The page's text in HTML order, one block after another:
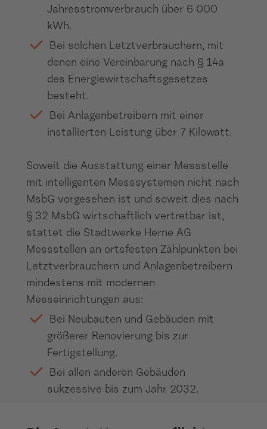
Jahresstromverbrauch über 6 000
kWh.
Bei solchen Letztverbrauchern, mit
denen eine Vereinbarung nach § 14a
des Energiewirtschaftsgesetzes
besteht.
Bei Anlagenbetreibern mit einer
installierten Leistung über 7 Kilowatt.
Soweit die Ausstattung einer Messstelle
mit intelligenten Messsystemen nicht nach
MsbG vorgesehen ist und soweit dies nach
§ 32 MsbG wirtschaftlich vertretbar ist,
stattet die Stadtwerke Herne AG
Messstellen an ortsfesten Zählpunkten bei
Letztverbrauchern und Anlagenbetreibern
mindestens mit modernen
Messeinrichtungen aus:
Bei Neubauten und Gebäuden mit
größerer Renovierung bis zur
Fertigstellung.
Bei allen anderen Gebäuden
sukzessive bis zum Jahr 2032.